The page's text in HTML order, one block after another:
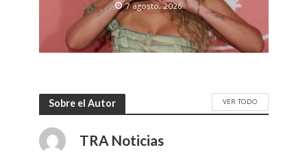
7 agosto, 2026
Sobre el Autor VER TODO
TRA Noticias